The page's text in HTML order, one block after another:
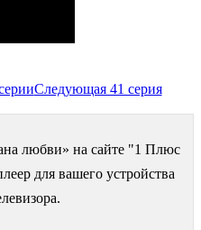
Следующая 41 серия
любви» на сайте "1 Плюс
для вашего устройства